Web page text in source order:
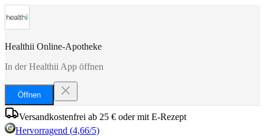
Healthii Online-Apotheke
In der Healthii App öffnen
Öffnen
Versandkostenfrei ab 25 € oder mit E-Rezept
Hervorragend (4,66/5)